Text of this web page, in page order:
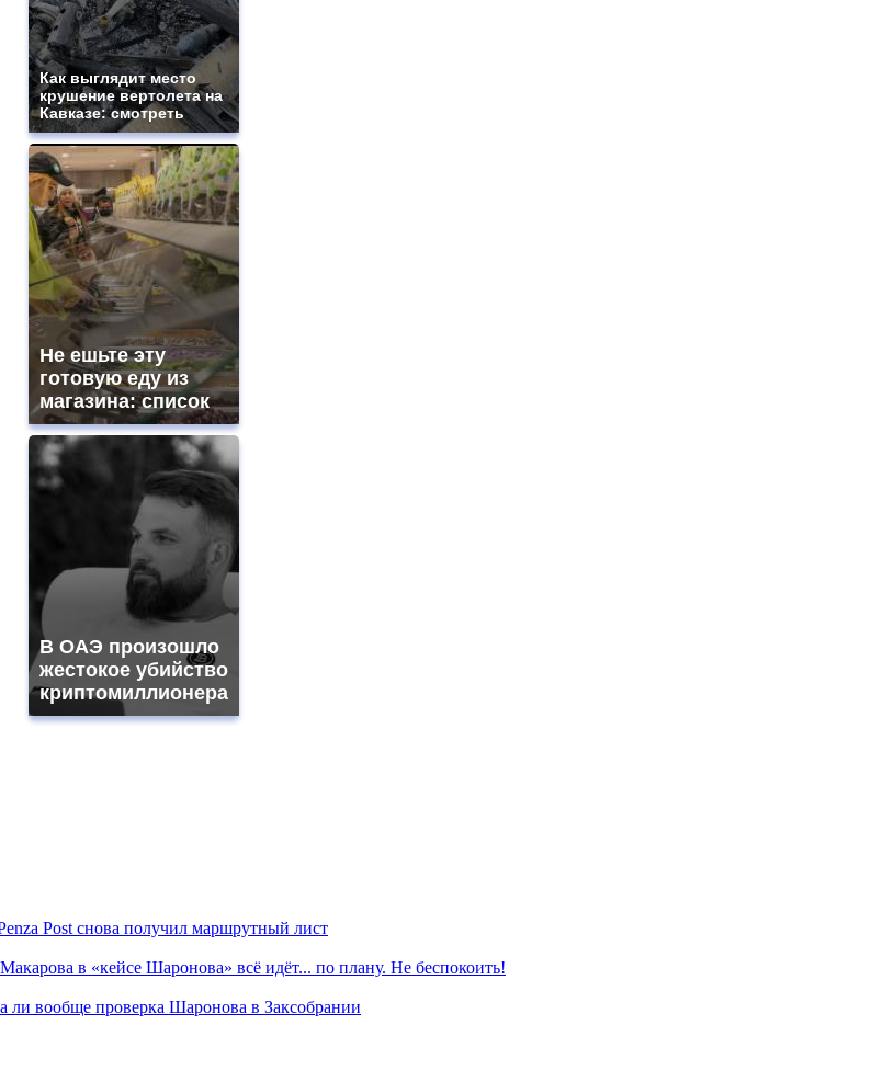
Как выглядит место
крушение вертолета на
Кавказе: смотреть
Не ешьте эту
готовую еду из
магазина: список
В ОАЭ произошло
жестокое убийство
криптомиллионера